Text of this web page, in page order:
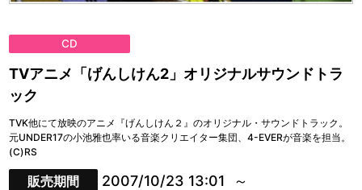
CD
TVアニメ「げんしけん2」オリジナルサウンドトラ
ック
TVK他にて放映のアニメ『げんしけん２』のオリジナル・サウンドトラック。
元UNDER17の小池雅也率いる音楽クリエイター集団、4-EVERが音楽を担当。
(C)RS
販売期間 2007/10/23 13:01